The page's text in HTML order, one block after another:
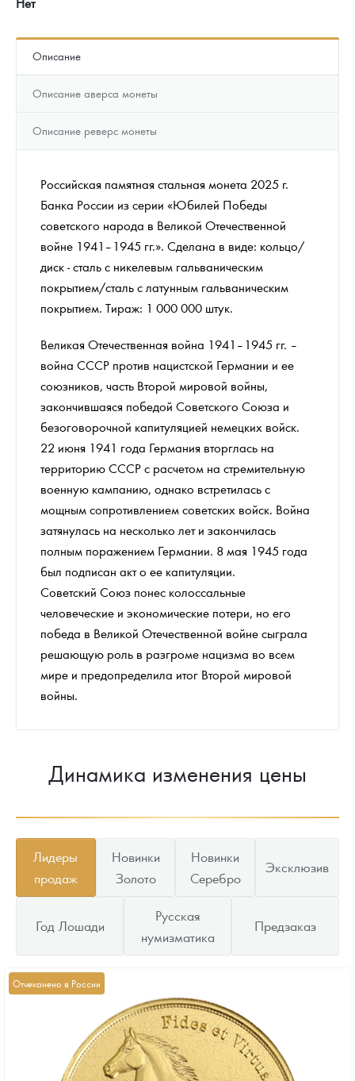
Описание
Описание аверса монеты
Описание реверс монеты
Российская памятная стальная монета 2025 г.
Банка России из серии «Юбилей Победы
советского народа в Великой Отечественной
войне 1941–1945 гг.». Сделана в виде: кольцо/
диск - сталь с никелевым гальваническим
покрытием/сталь с латунным гальваническим
покрытием. Тираж: 1 000 000 штук.
Великая Отечественная война 1941–1945 гг. –
война СССР против нацистской Германии и ее
союзников, часть Второй мировой войны,
закончившаяся победой Советского Союза и
безоговорочной капитуляцией немецких войск.
22 июня 1941 года Германия вторглась на
территорию СССР с расчетом на стремительную
военную кампанию, однако встретилась с
мощным сопротивлением советских войск. Война
затянулась на несколько лет и закончилась
полным поражением Германии. 8 мая 1945 года
был подписан акт о ее капитуляции.
Советский Союз понес колоссальные
человеческие и экономические потери, но его
победа в Великой Отечественной войне сыграла
решающую роль в разгроме нацизма во всем
мире и предопределила итог Второй мировой
войны.
Динамика изменения цены
Лидеры
продаж
Новинки
Золото
Новинки
Серебро
Эксклюзив
Год Лошади
Русская
нумизматика
Предзаказ
Отчеканено в России